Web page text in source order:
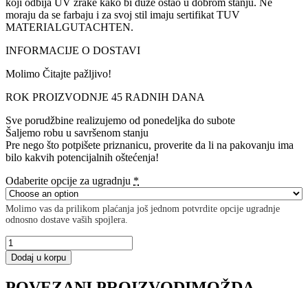
koji odbija UV zrake kako bi duže ostao u dobrom stanju. Ne
moraju da se farbaju i za svoj stil imaju sertifikat TUV
MATERIALGUTACHTEN.
INFORMACIJE O DOSTAVI
Molimo Čitajte pažljivo!
ROK PROIZVODNJE 45 RADNIH DANA
Sve porudžbine realizujemo od ponedeljka do subote
Šaljemo robu u savršenom stanju
Pre nego što potpišete priznanicu, proverite da li na pakovanju ima
bilo kakvih potencijalnih oštećenja!
Odaberite opcije za ugradnju *
Molimo vas da prilikom plaćanja još jednom potvrdite opcije ugradnje
odnosno dostave vaših spojlera.
SIDE
SKIRTS
DIFFUSERS
Dodaj u korpu